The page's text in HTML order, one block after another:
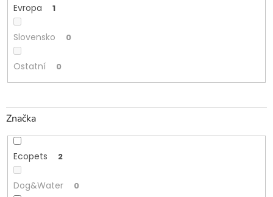
Evropa 1
Slovensko 0
Ostatní 0
Značka
Ecopets 2
Dog&Water 0